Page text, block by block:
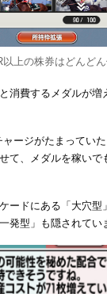
上の株券はどんど
消費するメダルが増
ージがたまってい
て、メダルを稼いで
ードにある「大穴型
発型」も隠されてい